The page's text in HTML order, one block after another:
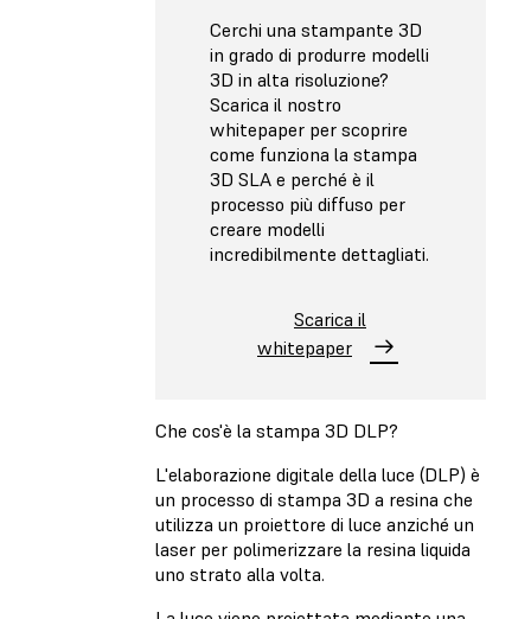
Cerchi una stampante 3D
in grado di produrre modelli
3D in alta risoluzione?
Scarica il nostro
whitepaper per scoprire
come funziona la stampa
3D SLA e perché è il
processo più diffuso per
creare modelli
incredibilmente dettagliati.
Scarica il
whitepaper
Che cos'è la stampa 3D DLP?
L'elaborazione digitale della luce (DLP) è
un processo di stampa 3D a resina che
utilizza un proiettore di luce anziché un
laser per polimerizzare la resina liquida
uno strato alla volta.